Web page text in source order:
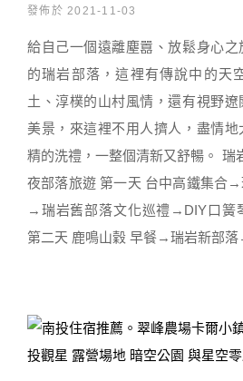
發佈於 2021-11-03
給自己一個遠離塵囂、放鬆身心
的瑞岩部落，這裡有傳說中的天
土、淳樸的山村風情，還有視野
美景，來這裡不用人擠人，盡情
精的洗禮，一整個清新又舒暢。 瑞
夜部落旅遊 第一天 台中高鐵集合
→瑞岩舊部落文化巡禮→DIY口簧
第二天 鹿鳴山穀 早餐→瑞岩新部